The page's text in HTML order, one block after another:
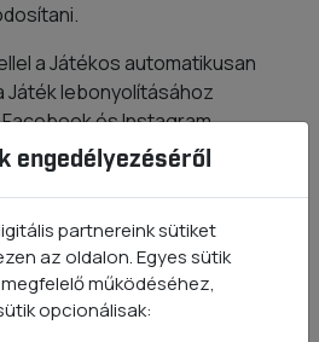
a Játékos automatikusan
Játék lebonyolításához
és Instagram
minden további engedély és
a sorsolást követő 30
kisorsolása, ill. a
értesítése céljából kezelje,
adatait a kapcsolódó
kezelje. A személyes
önkéntes hozzájárulásán
engedélyezéséről
partnereink sütiket
az oldalon. Egyes sütik
működéséhez,
opcionálisak: